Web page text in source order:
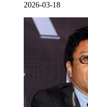
2026-03-18